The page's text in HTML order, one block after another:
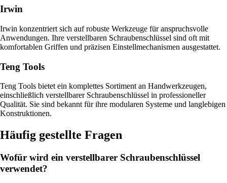
Irwin
Irwin konzentriert sich auf robuste Werkzeuge für anspruchsvolle
Anwendungen. Ihre verstellbaren Schraubenschlüssel sind oft mit
komfortablen Griffen und präzisen Einstellmechanismen ausgestattet.
Teng Tools
Teng Tools bietet ein komplettes Sortiment an Handwerkzeugen,
einschließlich verstellbarer Schraubenschlüssel in professioneller
Qualität. Sie sind bekannt für ihre modularen Systeme und langlebigen
Konstruktionen.
Häufig gestellte Fragen
Wofür wird ein verstellbarer Schraubenschlüssel
verwendet?